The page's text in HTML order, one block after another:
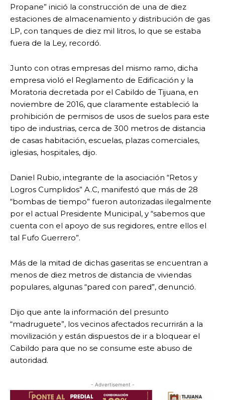
Propane” inició la construcción de una de diez
estaciones de almacenamiento y distribución de gas
LP, con tanques de diez mil litros, lo que se estaba
fuera de la Ley, recordó.
Junto con otras empresas del mismo ramo, dicha
empresa violó el Reglamento de Edificación y la
Moratoria decretada por el Cabildo de Tijuana, en
noviembre de 2016, que claramente estableció la
prohibición de permisos de usos de suelos para este
tipo de industrias, cerca de 300 metros de distancia
de casas habitación, escuelas, plazas comerciales,
iglesias, hospitales, dijo.
Daniel Rubio, integrante de la asociación “Retos y
Logros Cumplidos” A.C, manifestó que más de 28
“bombas de tiempo” fueron autorizadas ilegalmente
por el actual Presidente Municipal, y “sabemos que
cuenta con el apoyo de sus regidores, entre ellos el
tal Fufo Guerrero”.
Más de la mitad de dichas gaseritas se encuentran a
menos de diez metros de distancia de viviendas
populares, algunas “pared con pared”, denunció.
Dijo que ante la información del presunto
“madruguete”, los vecinos afectados recurrirán a la
movilización y están dispuestos de ir a bloquear el
Cabildo para que no se consume este abuso de
autoridad.
- Advertisement -